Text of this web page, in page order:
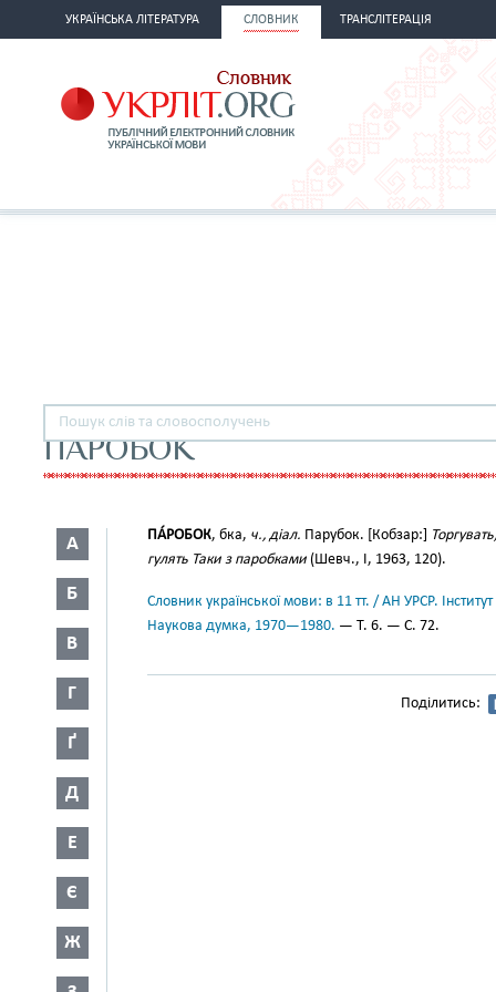
УКРАЇНСЬКА ЛІТЕРАТУРА СЛОВНИК ТРАНСЛІТЕРАЦІЯ
ПАРОБОК
А
Б
В
Г
Ґ
Д
Е
Є
Ж
ПА́РОБОК, бка, ч., діал. Парубок. [Кобзар:]
гулять Таки з паробками (Шевч., І, 1963, 120).
Словник української мови: в 11 тт. / АН УРСР.
Наукова думка, 1970—1980. — Т. 6. — С. 72.
Поділитись: